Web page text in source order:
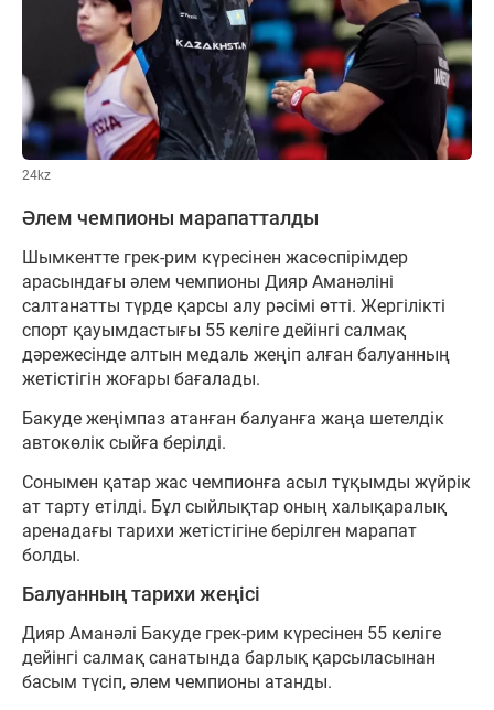
24kz
Әлем чемпионы марапатталды
Шымкентте грек-рим күресінен жасөспірімдер
арасындағы әлем чемпионы Дияр Аманәліні
салтанатты түрде қарсы алу рәсімі өтті. Жергілікті
спорт қауымдастығы 55 келіге дейінгі салмақ
дәрежесінде алтын медаль жеңіп алған балуанның
жетістігін жоғары бағалады.
Бакуде жеңімпаз атанған балуанға жаңа шетелдік
автокөлік сыйға берілді.
Сонымен қатар жас чемпионға асыл тұқымды жүйрік
ат тарту етілді. Бұл сыйлықтар оның халықаралық
аренадағы тарихи жетістігіне берілген марапат
болды.
Балуанның тарихи жеңісі
Дияр Аманәлі Бакуде грек-рим күресінен 55 келіге
дейінгі салмақ санатында барлық қарсыласынан
басым түсіп, әлем чемпионы атанды.